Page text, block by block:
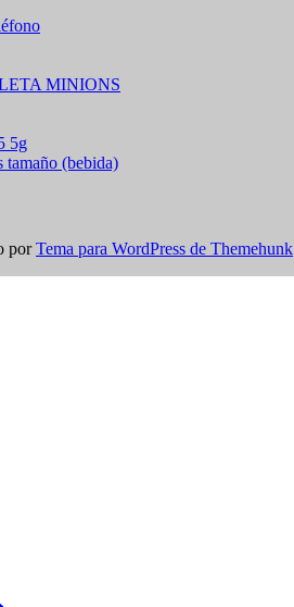
MINIONS
5g
tamaño (bebida)
por Tema para WordPress de Themehunk